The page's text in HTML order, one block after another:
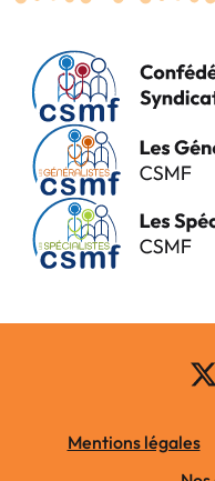
Mentions légales